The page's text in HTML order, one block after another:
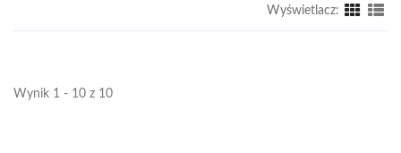
Wyświetlacz:
Wynik 1 - 10 z 10